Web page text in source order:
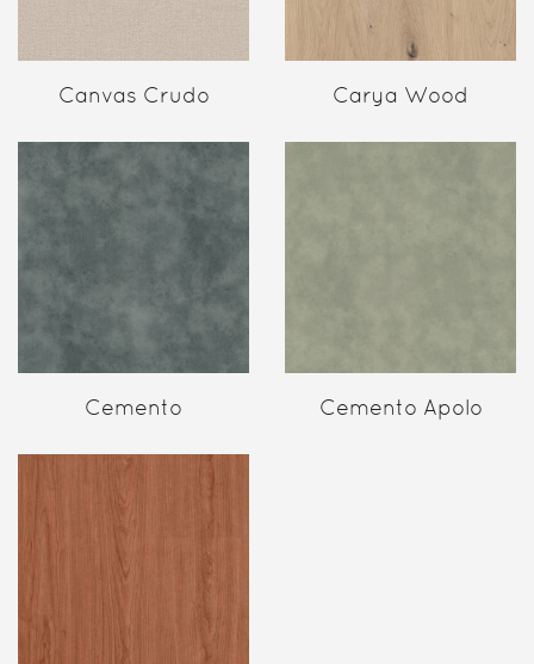
Canvas Crudo Carya Wood
Cemento Cemento Apolo